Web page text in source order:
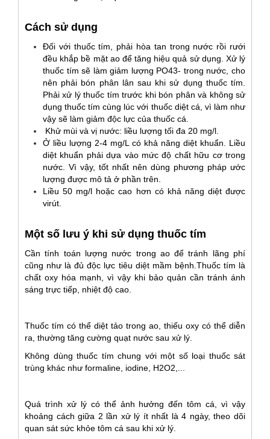
Cách sử dụng
Đối với thuốc tím, phải hòa tan trong nước rồi rưới
đều khắp bề mặt ao để tăng hiệu quả sử dụng. Xử lý
thuốc tím sẽ làm giảm lượng PO43- trong nước, cho
nên phải bón phân lân sau khi sử dụng thuốc tím.
Phải xử lý thuốc tím trước khi bón phân và không sử
dụng thuốc tím cùng lúc với thuốc diệt cá, vì làm như
vậy sẽ làm giảm độc lực của thuốc cá.
Khử mùi và vị nước: liều lượng tối đa 20 mg/l.
Ở liều lượng 2-4 mg/L có khả năng diệt khuẩn. Liều
diệt khuẩn phải dựa vào mức độ chất hữu cơ trong
nước. Vì vậy, tốt nhất nên dùng phương pháp ước
lượng được mô tả ở phần trên.
Liều 50 mg/l hoặc cao hơn có khả năng diệt được
virút.
Một số lưu ý khi sử dụng thuốc tím
Cần tính toán lượng nước trong ao để tránh lãng phí
cũng như là đủ độc lực tiêu diệt mầm bệnh.Thuốc tím là
chất oxy hóa mạnh, vì vậy khi bảo quản cần tránh ánh
sáng trực tiếp, nhiệt độ cao.
Thuốc tím có thể diệt tảo trong ao, thiếu oxy có thể diễn
ra, thường tăng cường quạt nước sau xử lý.
Không dùng thuốc tím chung với một số loại thuốc sát
trùng khác như formaline, iodine, H2O2,...
Quá trình xử lý có thể ảnh hưởng đến tôm cá, vì vậy
khoảng cách giữa 2 lần xử lý ít nhất là 4 ngày, theo dõi
quan sát sức khỏe tôm cá sau khi xử lý.